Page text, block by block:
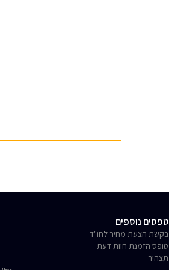
טפסים נוספים
בקשת הצעת מחיר לחו"ד
טופס הזמנת חוות דעת
תצהיר